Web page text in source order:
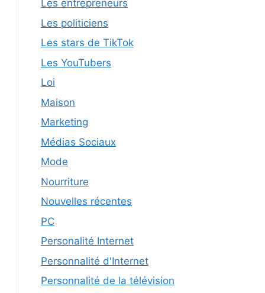
Les entrepreneurs
Les politiciens
Les stars de TikTok
Les YouTubers
Loi
Maison
Marketing
Médias Sociaux
Mode
Nourriture
Nouvelles récentes
PC
Personalité Internet
Personnalité d'Internet
Personnalité de la télévision